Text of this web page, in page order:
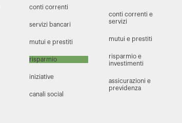
conti correnti
servizi bancari
mutui e prestiti
risparmio
iniziative
canali social
conti correnti e
servizi
mutui e prestiti
risparmio e
investimenti
assicurazioni e
previdenza